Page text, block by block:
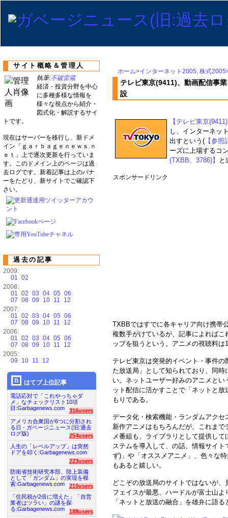
ホーム>インターネット2005, 株式2005
テレビ東京(9411)、動画配信事
設
【テレビ東京
し、インターネッ
出すという( 【参
ーズに上場するコ
(TXBB、3786)】
と
スポンサードリンク
TXBBではすでに各キャリア向け携帯
複数手がけているが、記事によれば
ップを狙うという。アニメの視聴料
テレビ東京は突発的イベント・事件
た放送局」として知られており、同
い。ネットユーザー好みのアニメと
ット配信に活かすことで「ネットと
もりである。
データ化・検索機能・ランダムアク
新作アニメはもちろんだが、これま
メ番組も、ライブラリとして提供し
ステムを導入して、の話。情報サイ
ず)」や「オススメアニメ」、色々な
もあると嬉しい。
どこぞの放送局のサイトではないが
フェイスが最悪、ハードルが富士山
「ネットと放送の融合」を雄弁に語
サイト概略＆管理人
執筆:不破雷蔵
経済・投資分野を中心
に多種多様な情報を
様々な視点から紹介・
図式化・解説するサイ
トです。
現在はサーバーを移行し、新ドメ
イン「ｇａｒｂａｇｅｎｅｗｓ.ｎ
ｅｔ」上で逐次更新を行っていま
す。このドメイン上のページは過
去ログです。新着記事は上のバナ
ーをたどり、新サイトでご確認下
さい。
過去の記事
2009:
01 02
2008:
01 02 03 04 05 06
07 08 09 10 11
12
2007:
01 02 03 04 05 06
07 08 09 10 11
12
2006:
01 02 03 04 05 06
07 08 09 10 11
12
2005:
09
10 11 12
はてブ上位記事
電話応対で「これやっちゃダ
メ」なチェックリスト10項
目:Garbagenews.com
316users
アメリカ合衆国が6つに分割され
る日 - ガベージニュース(旧:過去
ログ版)
254users
人生の「レベルアップ」は突然
ドアを叩く:Garbagenews.com
223users
防衛省技術研究本部、陸上装備
として「ガンダム」の実現を模
索:Garbagenews.com
210users
「住民税が2倍に増えた」「自営
業者はツラい」の謎を探
る:Garbagenews.com
188users